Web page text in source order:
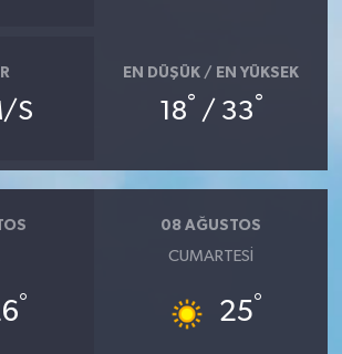
S
EN DÜŞÜK / EN YÜKSEK
18° / 33°
°
08 AĞUSTOS
CUMARTESI
25°